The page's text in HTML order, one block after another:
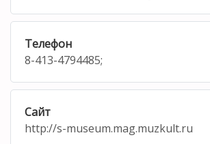
Телефон
8-413-4794485;
Сайт
http://s-museum.mag.muzkult.ru